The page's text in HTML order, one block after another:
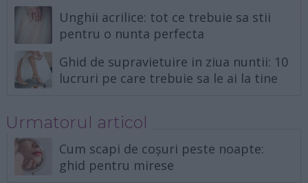
Unghii acrilice: tot ce trebuie sa stii
pentru o nunta perfecta
Ghid de supravietuire in ziua nuntii: 10
lucruri pe care trebuie sa le ai la tine
Urmatorul articol
Cum scapi de coșuri peste noapte:
ghid pentru mirese